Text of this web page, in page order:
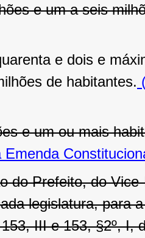
e um a seis
e dois e
de habitantes.
e um ou mais
Emenda
do Prefeito, do
legislatura, para
III e 153, §2º, I,